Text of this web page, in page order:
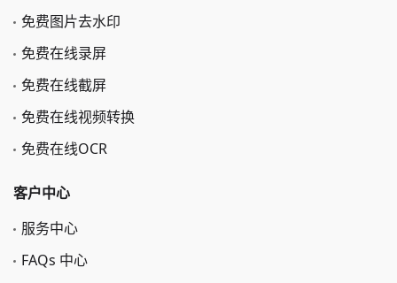
免费图片去水印
免费在线录屏
免费在线截屏
免费在线视频转换
免费在线OCR
客户中心
服务中心
FAQs 中心